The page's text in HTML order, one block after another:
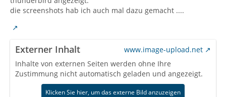
die screenshots hab ich auch mal dazu gemacht ....
Externer Inhalt
www.image-upload.net
Inhalte von externen Seiten werden ohne Ihre
Zustimmung nicht automatisch geladen und angezeigt.
Klicken Sie hier, um das externe Bild anzuzeigen